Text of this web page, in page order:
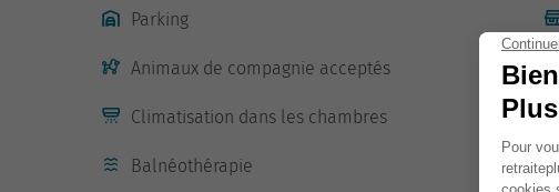
Parking
Animaux de compagnie acceptés
Climatisation dans les chambres
Balnéothérapie